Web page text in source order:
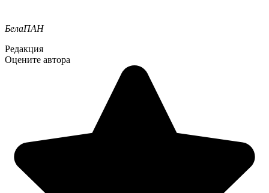
БелаПАН
Редакция
Оцените автора